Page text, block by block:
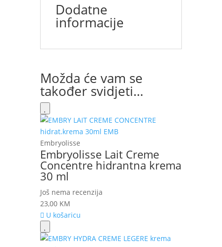
Dodatne
informacije
Možda će vam se
također svidjeti…
Embryolisse
Embryolisse Lait Creme
Concentre hidrantna krema
30 ml
Još nema recenzija
23,00 KM
U košaricu